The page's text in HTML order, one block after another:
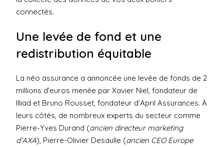
connectés.
Une levée de fond et une
redistribution équitable
La néo assurance a annoncée une levée de fonds de 2
millions d’euros menée par Xavier Niel, fondateur de
Illiad et Bruno Rousset, fondateur d’April Assurances. À
leurs côtés, de nombreux experts du secteur comme
Pierre-Yves Durand (ancien directeur marketing
d’AXA), Pierre-Olivier Desaulle (ancien CEO Europe